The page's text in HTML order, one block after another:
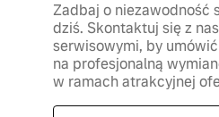
Zadbaj o niezawodność
dziś. Skontaktuj się z
serwisowymi, by
na profesjonalną
w ramach atrakcyjnej